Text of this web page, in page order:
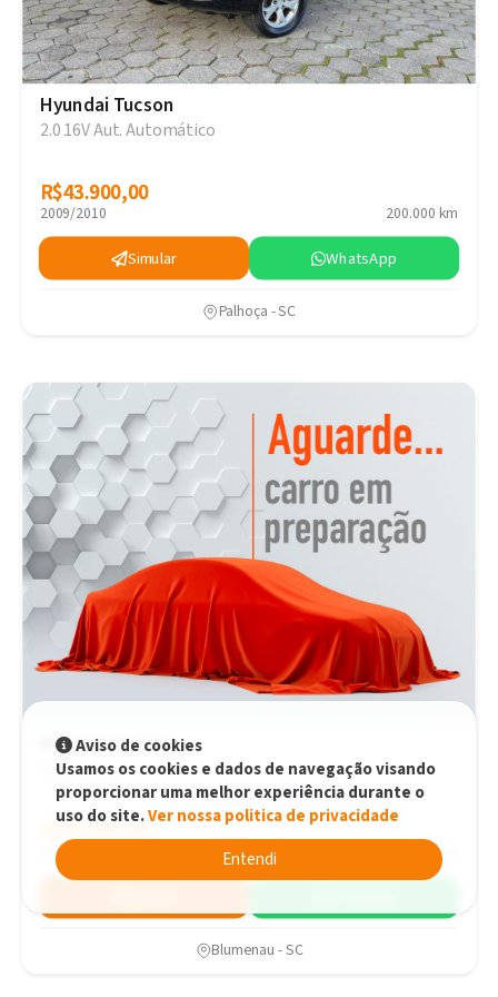
Hyundai Tucson
2.0 16V Aut. Automático
R$43.900,00
R$43.900,00
2009/2010 200.000 km
Simular WhatsApp
Palhoça - SC
Hyundai Tucson
GLB Manual
R$45.900,00
R$45.900,00
2012 175.320 km
Blumenau - SC
Aviso de cookies
Usamos os cookies e dados de navegação visando
proporcionar uma melhor experiência durante o
uso do site.Ver nossa politica de privacidade
Entendi